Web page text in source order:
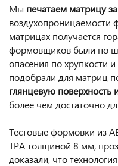
Мы печатаем матрицу
воздухопроницаемости
матрицах получается
формовщиков были по
опасения по хрупкости
подобрали для матриц
глянцевую поверхность
более чем достаточно
Тестовые формовки из
ТРА толщиной 8 мм,
доказали, что